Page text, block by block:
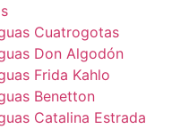
Cuatrogotas
Don Algodón
Frida Kahlo
Benetton
Catalina Estrada